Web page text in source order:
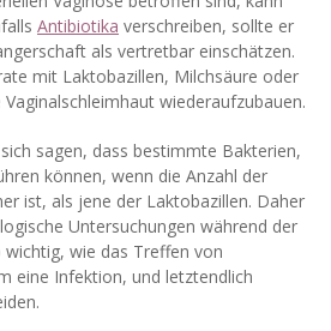
Antibiotika verschreiben, sollte er
als vertretbar einschätzen.
mit Laktobazillen, Milchsäure oder
wiederaufzubauen.
sagen, dass bestimmte Bakterien,
können, wenn die Anzahl der
ist, als jene der Laktobazillen. Daher
Untersuchungen während der
wie das Treffen von
eine Infektion, und letztendlich